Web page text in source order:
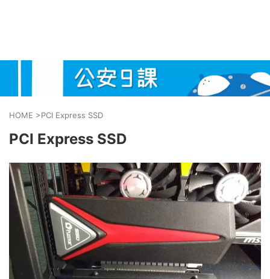
HOME >PCI Express SSD
PCI Express SSD